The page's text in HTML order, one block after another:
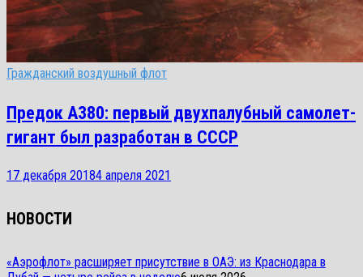
Гражданский воздушный флот
Предок A380: первый двухпалубный самолет-
гигант был разработан в СССР
17 декабря 20184 апреля 2021
НОВОСТИ
«Аэрофлот» расширяет присутствие в ОАЭ: из Краснодара в